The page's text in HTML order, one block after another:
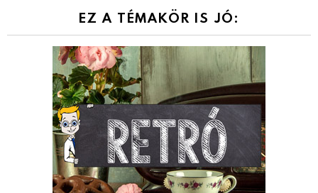
EZ A TÉMAKÖR IS JÓ: